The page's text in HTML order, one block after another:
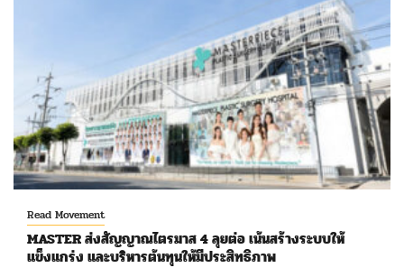
Read Movement
MASTER ส่งสัญญาณไตรมาส 4 ลุยต่อ เน้นสร้างระบบให้
แข็งแกร่ง และบริหารต้นทุนให้มีประสิทธิภาพ